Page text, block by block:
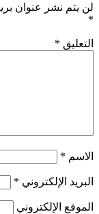
لن يتم نشر عنوان
*
التعليق *
الاسم *
البريد الإلكتروني *
الموقع الإلكتروني